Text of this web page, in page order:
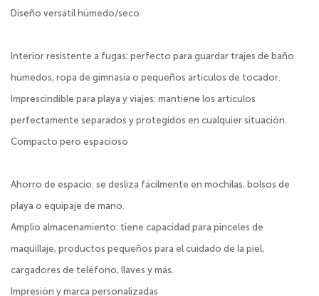
Diseño versátil húmedo/seco
Interior resistente a fugas: perfecto para guardar trajes de baño
húmedos, ropa de gimnasia o pequeños artículos de tocador.
Imprescindible para playa y viajes: mantiene los artículos
perfectamente separados y protegidos en cualquier situación.
Compacto pero espacioso
Ahorro de espacio: se desliza fácilmente en mochilas, bolsos de
playa o equipaje de mano.
Amplio almacenamiento: tiene capacidad para pinceles de
maquillaje, productos pequeños para el cuidado de la piel,
cargadores de teléfono, llaves y más.
Impresión y marca personalizadas